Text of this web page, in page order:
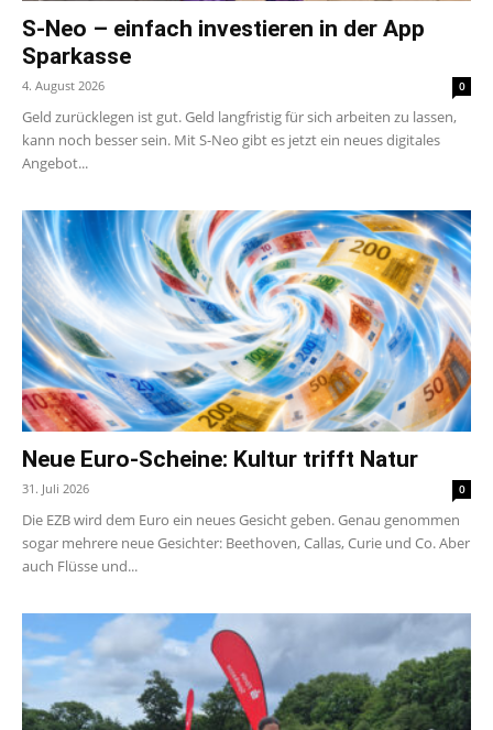
S-Neo – einfach investieren in der App
Sparkasse
4. August 2026 0
Geld zurücklegen ist gut. Geld langfristig für sich arbeiten zu lassen,
kann noch besser sein. Mit S-Neo gibt es jetzt ein neues digitales
Angebot...
Neue Euro-Scheine: Kultur trifft Natur
31. Juli 2026 0
Die EZB wird dem Euro ein neues Gesicht geben. Genau genommen
sogar mehrere neue Gesichter: Beethoven, Callas, Curie und Co. Aber
auch Flüsse und...